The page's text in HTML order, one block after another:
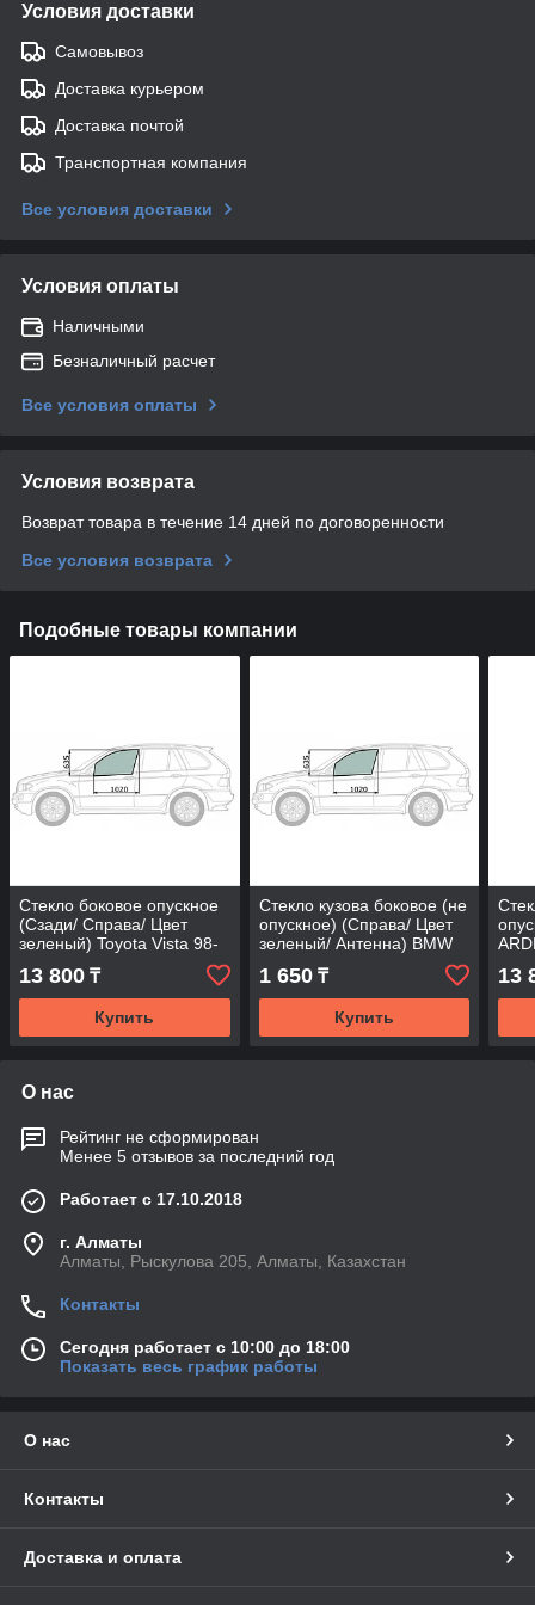
Условия доставки
Самовывоз
Доставка курьером
Доставка почтой
Транспортная компания
Все условия доставки
Условия оплаты
Наличными
Безналичный расчет
Все условия оплаты
Условия возврата
Возврат товара в течение 14 дней по договоренности
Все условия возврата
Подобные товары компании
Стекло боковое опускное
(Сзади/ Справа/ Цвет
зеленый) Toyota Vista 98-
03 / Vista Ardeo 98-03
13 800 ₸
Купить
Стекло кузова боковое (не
опускное) (Справа/ Цвет
зеленый/ Антенна) BMW
5-Series 03-10
1 650₸
Купить
13
О нас
Рейтинг не сформирован
Менее 5 отзывов за последний год
Работает с 17.10.2018
г. Алматы
Алматы, Рыскулова 205, Алматы, Казахстан
Контакты
Сегодня работает с 10:00 до 18:00
Показать весь график работы
О нас
Контакты
Доставка и оплата